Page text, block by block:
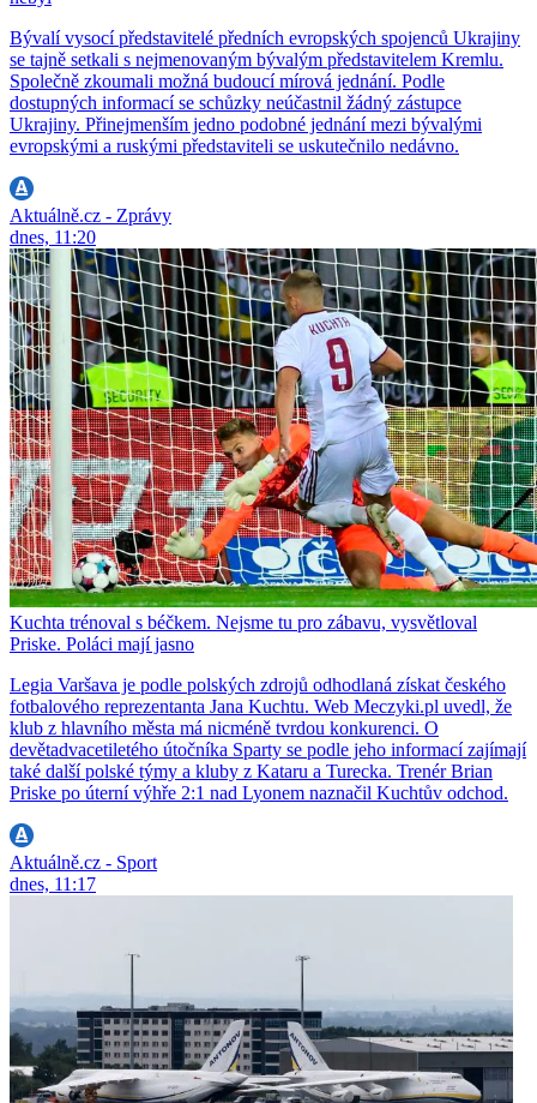
Bývalí vysocí představitelé předních evropských spojenců Ukrajiny
se tajně setkali s nejmenovaným bývalým představitelem Kremlu.
Společně zkoumali možná budoucí mírová jednání. Podle
dostupných informací se schůzky neúčastnil žádný zástupce
Ukrajiny. Přinejmenším jedno podobné jednání mezi bývalými
evropskými a ruskými představiteli se uskutečnilo nedávno.
Aktuálně.cz - Zprávy
dnes, 11:20
Kuchta trénoval s béčkem. Nejsme tu pro zábavu, vysvětloval
Priske. Poláci mají jasno
Legia Varšava je podle polských zdrojů odhodlaná získat českého
fotbalového reprezentanta Jana Kuchtu. Web Meczyki.pl uvedl, že
klub z hlavního města má nicméně tvrdou konkurenci. O
devětadvacetiletého útočníka Sparty se podle jeho informací zajímají
také další polské týmy a kluby z Kataru a Turecka. Trenér Brian
Priske po úterní výhře 2:1 nad Lyonem naznačil Kuchtův odchod.
Aktuálně.cz - Sport
dnes, 11:17